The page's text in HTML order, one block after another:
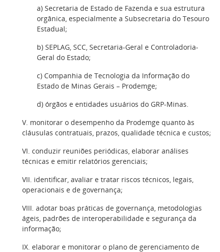
a) Secretaria de Estado de Fazenda e sua estrutura
orgânica, especialmente a Subsecretaria do Tesouro
Estadual;
b) SEPLAG, SCC, Secretaria-Geral e Controladoria-
Geral do Estado;
c) Companhia de Tecnologia da Informação do
Estado de Minas Gerais – Prodemge;
d) órgãos e entidades usuários do GRP-Minas.
V. monitorar o desempenho da Prodemge quanto às
cláusulas contratuais, prazos, qualidade técnica e custos;
VI. conduzir reuniões periódicas, elaborar análises
técnicas e emitir relatórios gerenciais;
VII. identificar, avaliar e tratar riscos técnicos, legais,
operacionais e de governança;
VIII. adotar boas práticas de governança, metodologias
ágeis, padrões de interoperabilidade e segurança da
informação;
IX. elaborar e monitorar o plano de gerenciamento de